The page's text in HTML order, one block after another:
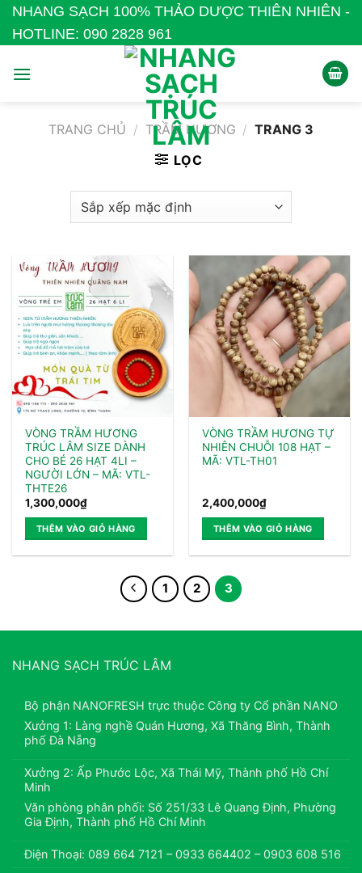
Bỏ
qua
nội
dung
NHANG SẠCH 100% THẢO DƯỢC THIÊN NHIÊN -
HOTLINE: 090 2828 961
TRANG CHỦ / TRẦM HƯƠNG / TRANG 3
LỌC
VÒNG TRẦM HƯƠNG
TRÚC LÂM SIZE DÀNH
CHO BÉ 26 HẠT 4LI –
NGƯỜI LỚN – MÃ: VTL-
THTE26
1,300,000₫
THÊM VÀO GIỎ HÀNG
VÒNG TRẦM HƯƠNG TỰ
NHIÊN CHUỖI 108 HẠT –
MÃ: VTL-TH01
2,400,000₫
THÊM VÀO GIỎ HÀNG
1 2 3
NHANG SẠCH TRÚC LÂM
Bộ phận NANOFRESH trực thuộc Công ty Cổ phần NANO
Xưởng 1: Làng nghề Quán Hương, Xã Thăng Bình, Thành
phố Đà Nẵng
Xưởng 2: Ấp Phước Lộc, Xã Thái Mỹ, Thành phố Hồ Chí
Minh
Văn phòng phân phối: Số 251/33 Lê Quang Định, Phường
Gia Định, Thành phố Hồ Chí Minh
Điện Thoại: 089 664 7121 – 0933 664402 – 0903 608 516